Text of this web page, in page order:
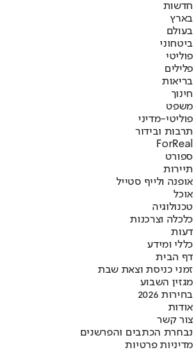
חדשות
בארץ
בעולם
ביטחוני
פוליטי
פלילים
בריאות
חינוך
משפט
פוליטי-מדיני
תרבות ובידור
ForReal
ספורט
תיירות
אופנה ולייף סטייל
אוכל
טכנולוגיה
כלכלה וצרכנות
דעות
כללי ומידע
דף הבית
זמני כניסת וצאת שבת
מגזין השבוע
בחירות 2026
אודות
צור קשר
נבחרת הכתבים והפרשנים
מדיניות פרטיות